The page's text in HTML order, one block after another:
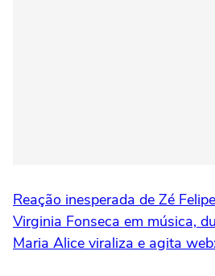
Reação inesperada de Zé
Virginia Fonseca em música,
Maria Alice viraliza e agita